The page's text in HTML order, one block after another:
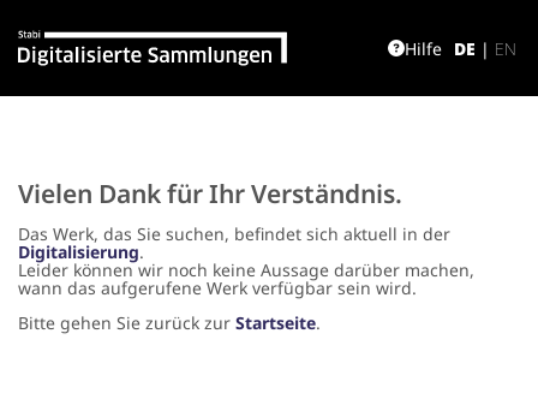
DE | EN
Hilfe
Vielen Dank für Ihr Verständnis.
Das Werk, das Sie suchen, befindet sich aktuell in der
Digitalisierung.
Leider können wir noch keine Aussage darüber machen,
wann das aufgerufene Werk verfügbar sein wird.
Bitte gehen Sie zurück zur Startseite.